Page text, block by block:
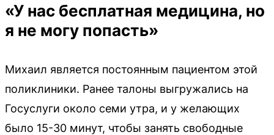
«У нас бесплатная медицина, но
я не могу попасть»
Михаил является постоянным пациентом этой
поликлиники. Ранее талоны выгружались на
Госуслуги около семи утра, и у желающих
было 15-30 минут, чтобы занять свободные